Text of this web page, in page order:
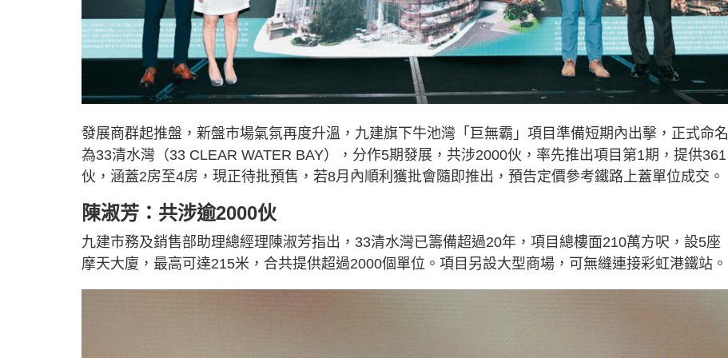
發展商群起推盤，新盤市場氣氛再度升溫，九建旗下牛池灣「巨無霸」項目準備短期內出擊，正式命名
為33清水灣（33 CLEAR WATER BAY），分作5期發展，共涉2000伙，率先推出項目第1期，提供361
伙，涵蓋2房至4房，現正待批預售，若8月內順利獲批會隨即推出，預告定價參考鐵路上蓋單位成交。
陳淑芳：共涉逾2000伙
九建市務及銷售部助理總經理陳淑芳指出，33清水灣已籌備超過20年，項目總樓面210萬方呎，設5座
摩天大廈，最高可達215米，合共提供超過2000個單位。項目另設大型商場，可無縫連接彩虹港鐵站。